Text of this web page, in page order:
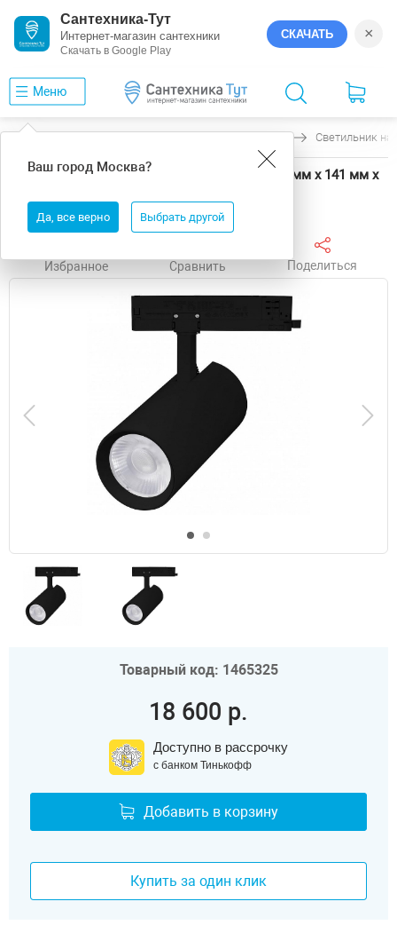
Сантехника-Тут
Интернет-магазин сантехники
Скачать в Google Play
СКАЧАТЬ ×
Меню
Ваш город Москва?
Да, все верно Выбрать другой
Светильник
Светильник на штанге Arlight GERA 58856 90 мм х 141 мм х
Избранное Сравнить Поделиться
Товарный код: 1465325
18 600 р.
Доступно в рассрочку
с банком Тинькофф
Добавить в корзину
Купить за один клик